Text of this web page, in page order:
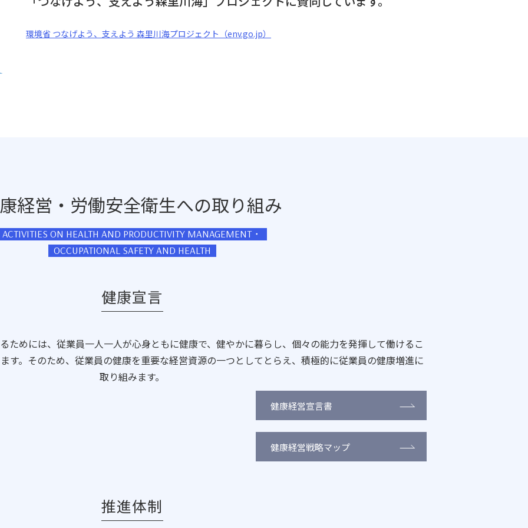
環境省 つなげよう、支えよう 森里川海プロジェクト（env.go.jp）
経営・労働安全衛生への取り組み
ACTIVITIES ON HEALTH AND PRODUCTIVITY MANAGEMENT・
OCCUPATIONAL SAFETY AND HEALTH
健康宣言
ためには、従業員一人一人が心身ともに健康で、健やかに暮らし、個々の能力を発揮して働けるこ
す。そのため、従業員の健康を重要な経営資源の一つとしてとらえ、積極的に従業員の健康増進に
取り組みます。
健康経営宣言書
健康経営戦略マップ
推進体制